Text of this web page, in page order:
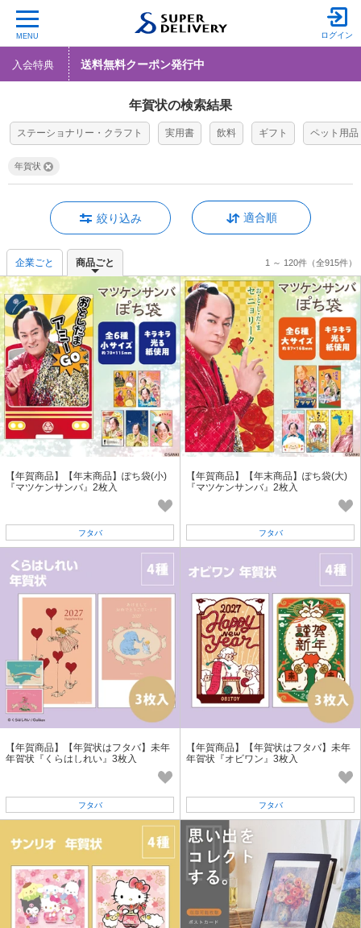
MENU ログイン
入会特典 送料無料クーポン発行中
年賀状の検索結果
ステーショナリー・クラフト 実用書 飲料 ギフト ペット用品
年賀状
絞り込み 適合順
企業ごと 商品ごと 1 ～ 120件（全915件）
【年賀商品】【年末商品】ぽち袋(小)
『マツケンサンバ』2枚入
フタバ
【年賀商品】【年末商品】ぽち袋(大)
『マツケンサンバ』2枚入
フタバ
【年賀商品】【年賀状はフタバ】未年
年賀状『くらはしれい』3枚入
フタバ
【年賀商品】【年賀状はフタバ】未年
年賀状『オビワン』3枚入
フタバ